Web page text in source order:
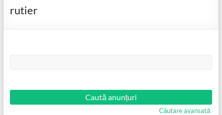
rutier
Căutare avansată